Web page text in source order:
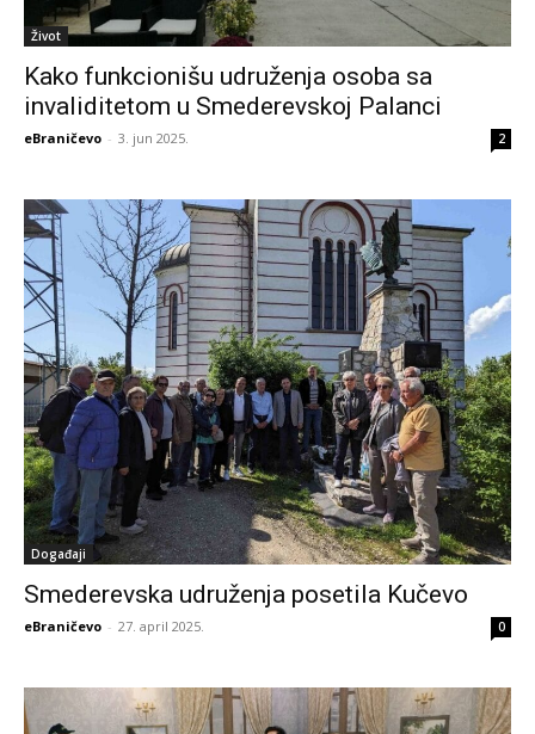
Život
Kako funkcionišu udruženja osoba sa
invaliditetom u Smederevskoj Palanci
eBraničevo - 3. jun 2025. 2
Događaji
Smederevska udruženja posetila Kučevo
eBraničevo - 27. april 2025. 0